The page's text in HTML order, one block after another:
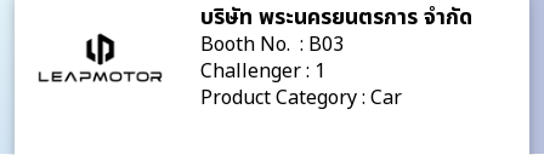
บริษัท พระนครยนตรการ จำกัด
Booth No. : B03
Challenger : 1
Product Category : Car